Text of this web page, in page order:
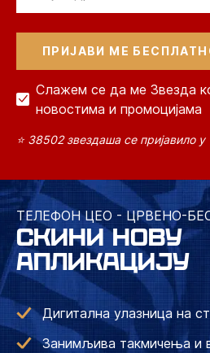
Слажем се да ме Звезда
новостима и промоцијама
⭐ 38502 звездаша се пријавило
ТЕЛЕФОН ЦЕО - ЦРВЕНО-
СКИНИ НОВУ
АПЛИКАЦИЈУ
Дигитална улазница на
Занимљива такмичења и